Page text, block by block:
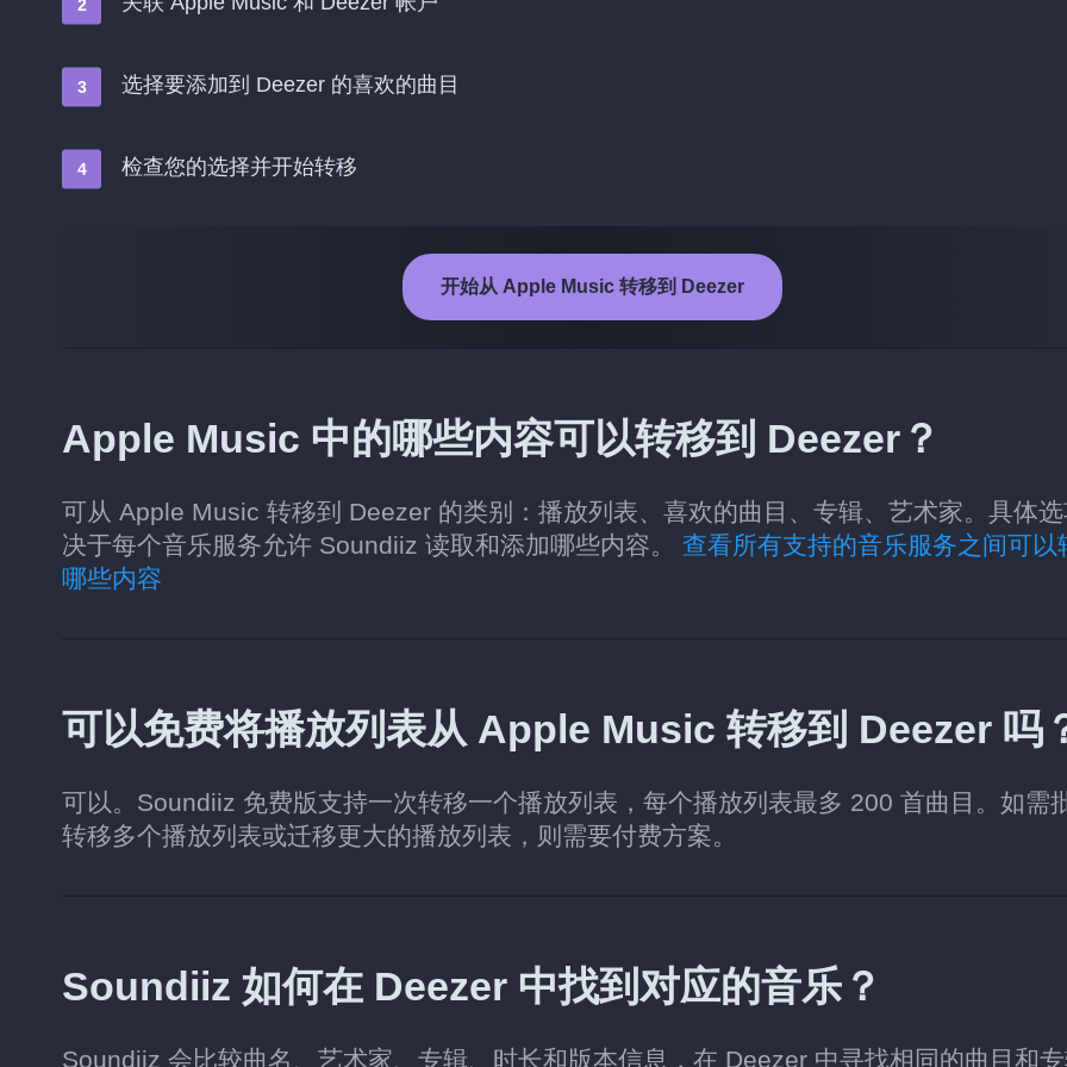
选择要添加到 Deezer 的喜欢的曲目
检查您的选择并开始转移
开始从 Apple Music 转移到 Deezer
Apple Music 中的哪些内容可以转移到 Deezer？
可从 Apple Music 转移到 Deezer 的类别：播放列表、喜欢的曲目、专辑、艺术家。具体
决于每个音乐服务允许 Soundiiz 读取和添加哪些内容。 查看所有支持的音乐服务之间可以
哪些内容
可以免费将播放列表从 Apple Music 转移到 Deezer 吗
可以。Soundiiz 免费版支持一次转移一个播放列表，每个播放列表最多 200 首曲目。如需
转移多个播放列表或迁移更大的播放列表，则需要付费方案。
Soundiiz 如何在 Deezer 中找到对应的音乐？
Soundiiz 会比较曲名、艺术家、专辑、时长和版本信息，在 Deezer 中寻找相同的曲目和